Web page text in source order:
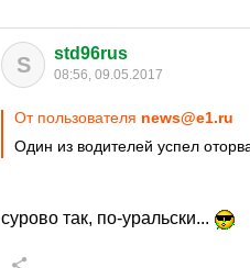
S std96rus
08:56, 09.05.2017
От пользователя news@e1.ru
Один из водителей успел
сурово так, по-уральски...